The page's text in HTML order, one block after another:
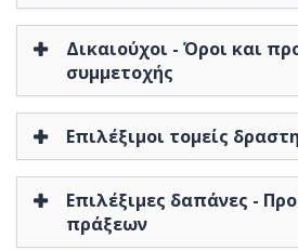
Δικαιούχοι - Όροι και
συμμετοχής
Επιλέξιμοι τομείς
Επιλέξιμες δαπάνες -
πράξεων